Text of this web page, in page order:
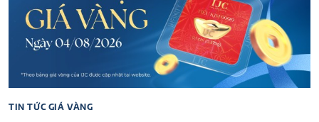
TIN TỨC GIÁ VÀNG